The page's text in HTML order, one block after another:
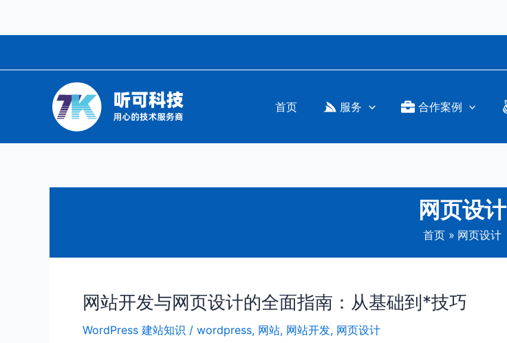
首页 服务 合作案例
网页设计
首页 网页设计
网站开发与网页设计的全面指南：从基础到*技巧
WordPress 建站知识 / wordpress, 网站, 网站开发, 网页设计
网
开